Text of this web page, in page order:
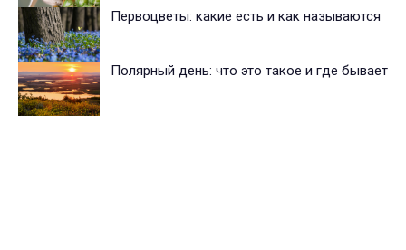
Первоцветы: какие есть и как называются
Полярный день: что это такое и где бывает